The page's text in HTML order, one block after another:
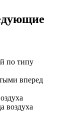
по типу
вперед
воздуха